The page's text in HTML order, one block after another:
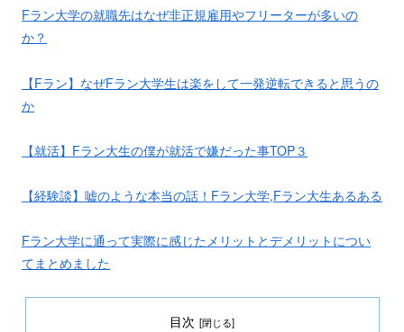
Fラン大学の就職先はなぜ非正規雇用やフリーターが多いの
か？
【Fラン】なぜFラン大学生は楽をして一発逆転できると思うの
か
【就活】Fラン大生の僕が就活で嫌だった事TOP３
【経験談】嘘のような本当の話！Fラン大学,Fラン大生あるある
Fラン大学に通って実際に感じたメリットとデメリットについ
てまとめました
目次